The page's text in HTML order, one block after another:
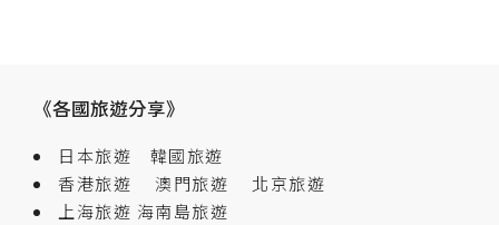
《各國旅遊分享》
日本旅遊
韓國旅遊
香港旅遊
澳門旅遊
北京旅遊
上海旅遊 海南島旅遊